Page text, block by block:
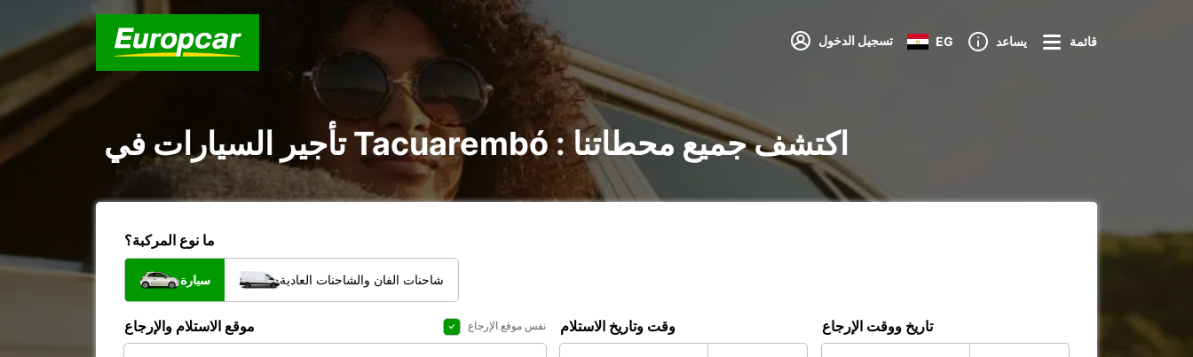
تسجيل الدخول EG يساعد قائمة
تأجير السيارات في Tacuarembó : اكتشف جميع محطاتنا
ما نوع المركبة؟
سيارة شاحنات الفان والشاحنات العادية
موقع الاستلام والإرجاع نفس موقع الإرجاع وقت وتاريخ الاستلام تاريخ ووقت الإرجاع